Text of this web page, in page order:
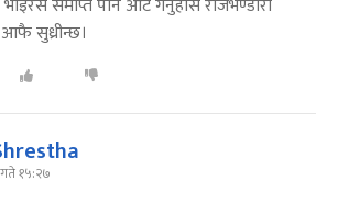
सुध्रीन्छ।
१५:२७